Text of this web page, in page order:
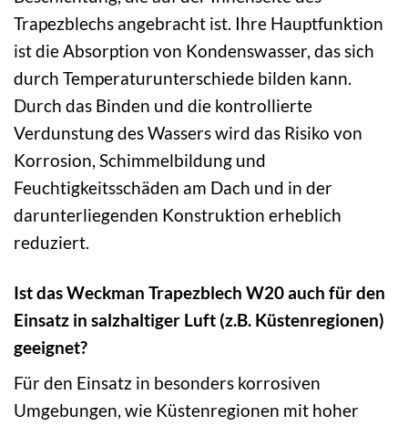
Trapezblechs angebracht ist. Ihre Hauptfunktion
ist die Absorption von Kondenswasser, das sich
durch Temperaturunterschiede bilden kann.
Durch das Binden und die kontrollierte
Verdunstung des Wassers wird das Risiko von
Korrosion, Schimmelbildung und
Feuchtigkeitsschäden am Dach und in der
darunterliegenden Konstruktion erheblich
reduziert.
Ist das Weckman Trapezblech W20 auch für den
Einsatz in salzhaltiger Luft (z.B. Küstenregionen)
geeignet?
Für den Einsatz in besonders korrosiven
Umgebungen, wie Küstenregionen mit hoher